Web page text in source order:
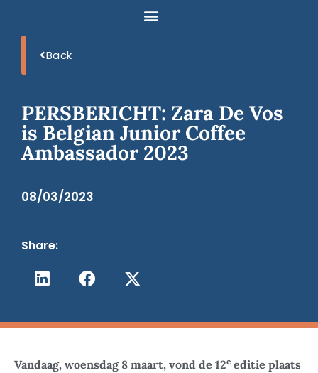
Back
PERSBERICHT: Zara De Vos
is Belgian Junior Coffee
Ambassador 2023
08/03/2023
Share:
Vandaag, woensdag 8 maart, vond de 12e editie plaats